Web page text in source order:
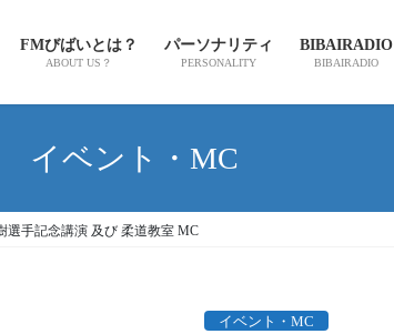
FMびばいとは？
ABOUT US？
パーソナリティ
PERSONALITY
BIBAIRADIO
BIBAIRADIO
イベント・MC
選手記念講演 及び 柔道教室 MC
イベント・MC